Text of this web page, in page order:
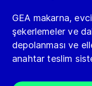
GEA makarna,
şekerlemeler ve
depolanması ve
anahtar teslim